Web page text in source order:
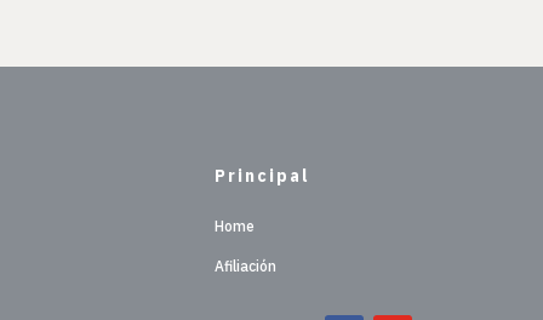
Principal
Home
Afiliación